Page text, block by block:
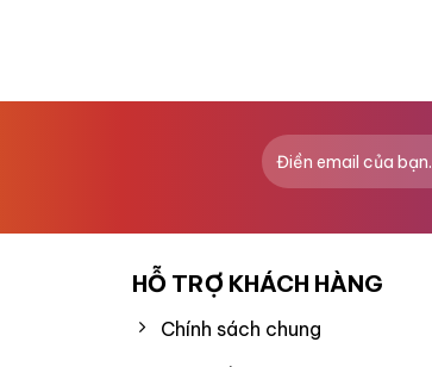
HỖ TRỢ KHÁCH HÀNG
Chính sách chung